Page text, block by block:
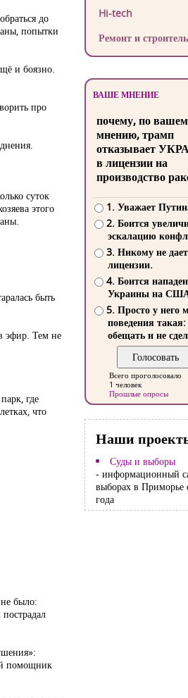
до
попытки
и боязно.
про
суток
этого
быть
эфир. Тем не
где
что
было:
помощник
Hi-tech
Ремонт и
ВАШЕ МНЕНИЕ
почему, по
мнению, трамп
отказывает
в лицензии на
производство
1. Уважает
2. Боится
эскалацию
3. Никому не
лицензии.
4. Боится
Украины на
5. Просто у него
поведения такая:
обещать и не
Всего проголосовало
1 человек
Прошлые опросы
Наши
Суды и выборы
- информационный
выборах в Приморье
года